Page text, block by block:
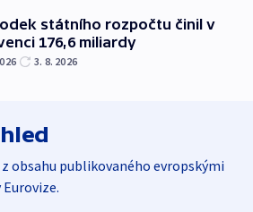
státního rozpočtu činil v
176,6 miliardy
3. 8. 2026
z obsahu publikovaného evropskými